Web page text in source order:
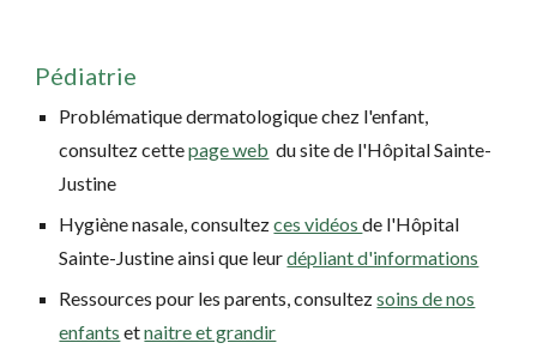
Pédiatrie
Problématique dermatologique chez l'enfant,
consultez cettepage web du site de l'Hôpital Sainte-
Justine
Hygiène nasale, consultezces vidéosde l'Hôpital
Sainte-Justine ainsi que leurdépliant d'informations
Ressources pour les parents, consultezsoins de nos
enfants etnaitre et grandir